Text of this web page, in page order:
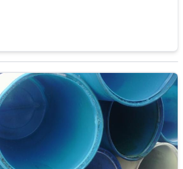
)Тип ткани: Перкаль материал: Перкаль
Унисекс тематика: Цветы
Книжка ПВХ комплектация: Стандартная
гр/м Тип простыни КПБ: Стандарт
на пододеяльнике КПБ: Разрез (в нижней